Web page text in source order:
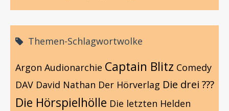
Themen-Schlagwortwolke
Argon Audionarchie Captain Blitz Comedy
DAV David Nathan Der Hörverlag Die drei ???
Die Hörspielhölle Die letzten Helden